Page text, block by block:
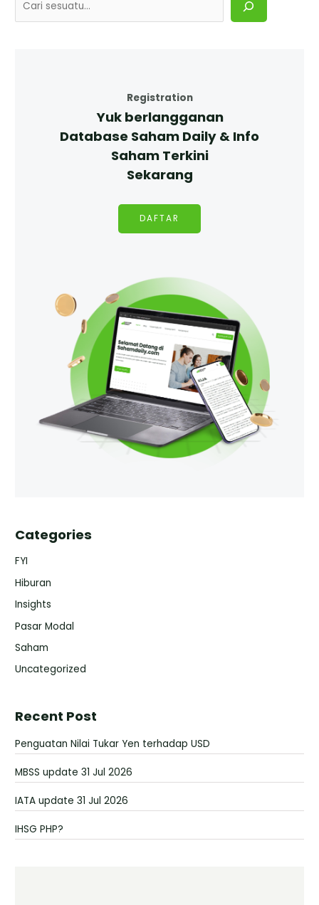
Registration
Yuk berlangganan
Database Saham Daily & Info
Saham Terkini
Sekarang
DAFTAR
Categories
FYI
Hiburan
Insights
Pasar Modal
Saham
Uncategorized
Recent Post
Penguatan Nilai Tukar Yen terhadap USD
MBSS update 31 Jul 2026
IATA update 31 Jul 2026
IHSG PHP?